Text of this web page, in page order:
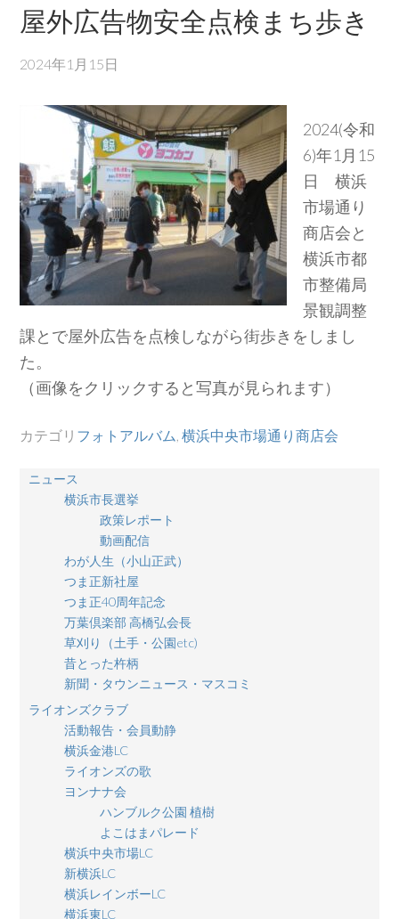
屋外広告物安全点検まち歩き
2024年1月15日
2024(令和
6)年1月15
日 横浜
市場通り
商店会と
横浜市都
市整備局
景観調整
課とで屋外広告を点検しながら街歩きをしまし
た。
（画像をクリックすると写真が見られます）
カテゴリ フォトアルバム ,横浜中央市場通り商店会
ニュース
横浜市長選挙
政策レポート
動画配信
わが人生（小山正武）
つま正新社屋
つま正40周年記念
万葉倶楽部 高橋弘会長
草刈り（土手・公園etc)
昔とった杵柄
新聞・タウンニュース・マスコミ
ライオンズクラブ
活動報告・会員動静
横浜金港LC
ライオンズの歌
ヨンナナ会
ハンブルク公園 植樹
よこはまパレード
横浜中央市場LC
新横浜LC
横浜レインボーLC
横浜東LC